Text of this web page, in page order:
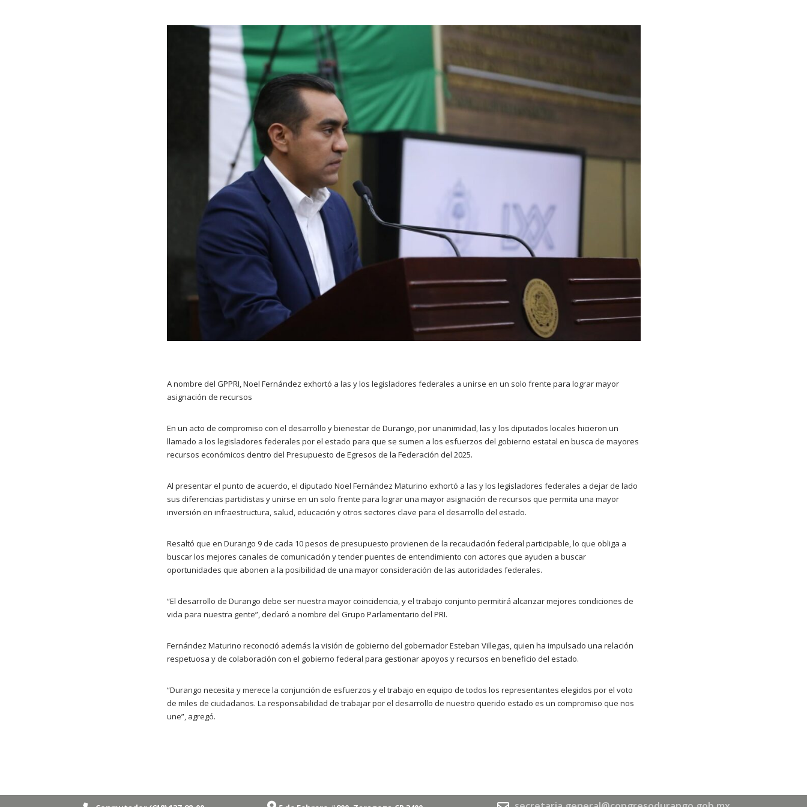
A nombre del GPPRI, Noel Fernández exhortó a las y los legisladores federales a unirse en un solo frente para lograr mayor
asignación de recursos
En un acto de compromiso con el desarrollo y bienestar de Durango, por unanimidad, las y los diputados locales hicieron un
llamado a los legisladores federales por el estado para que se sumen a los esfuerzos del gobierno estatal en busca de mayores
recursos económicos dentro del Presupuesto de Egresos de la Federación del 2025.
Al presentar el punto de acuerdo, el diputado Noel Fernández Maturino exhortó a las y los legisladores federales a dejar de lado
sus diferencias partidistas y unirse en un solo frente para lograr una mayor asignación de recursos que permita una mayor
inversión en infraestructura, salud, educación y otros sectores clave para el desarrollo del estado.
Resaltó que en Durango 9 de cada 10 pesos de presupuesto provienen de la recaudación federal participable, lo que obliga a
buscar los mejores canales de comunicación y tender puentes de entendimiento con actores que ayuden a buscar
oportunidades que abonen a la posibilidad de una mayor consideración de las autoridades federales.
“El desarrollo de Durango debe ser nuestra mayor coincidencia, y el trabajo conjunto permitirá alcanzar mejores condiciones de
vida para nuestra gente”, declaró a nombre del Grupo Parlamentario del PRI.
Fernández Maturino reconoció además la visión de gobierno del gobernador Esteban Villegas, quien ha impulsado una relación
respetuosa y de colaboración con el gobierno federal para gestionar apoyos y recursos en beneficio del estado.
“Durango necesita y merece la conjunción de esfuerzos y el trabajo en equipo de todos los representantes elegidos por el voto
de miles de ciudadanos. La responsabilidad de trabajar por el desarrollo de nuestro querido estado es un compromiso que nos
une”, agregó.